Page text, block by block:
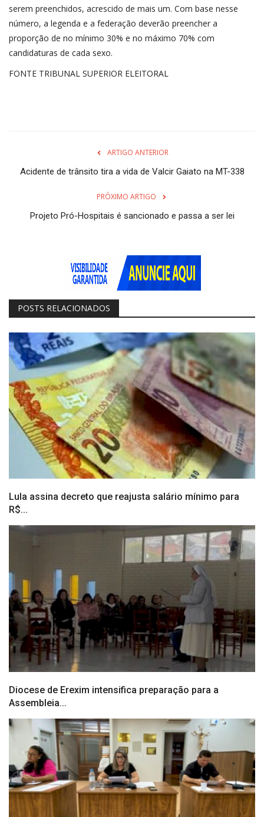
serem preenchidos, acrescido de mais um. Com base nesse
número, a legenda e a federação deverão preencher a
proporção de no mínimo 30% e no máximo 70% com
candidaturas de cada sexo.
FONTE TRIBUNAL SUPERIOR ELEITORAL
ARTIGO ANTERIOR
Acidente de trânsito tira a vida de Valcir Gaiato na MT-338
PRÓXIMO ARTIGO
Projeto Pró-Hospitais é sancionado e passa a ser lei
POSTS RELACIONADOS
Lula assina decreto que reajusta salário mínimo para
R$...
Diocese de Erexim intensifica preparação para a
Assembleia...